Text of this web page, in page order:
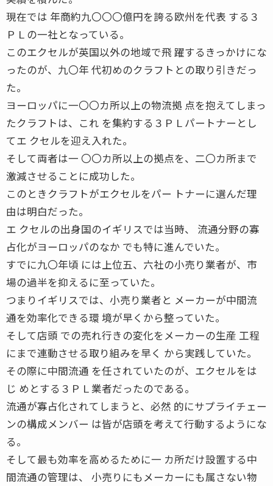
現在では 年商約九〇〇〇億円を誇る欧州を代表 する３
ＰＬの一社となっている。
このエクセルが英国以外の地域で飛 躍するきっかけにな
ったのが、九〇年 代初めのクラフトとの取り引きだっ
た。
ヨーロッパに一〇〇カ所以上の物流拠 点を抱えてしまっ
たクラフトは、これ を集約する３ＰＬパートナーとし
てエ クセルを迎え入れた。
そして両者は一 〇〇カ所以上の拠点を、二〇カ所まで
激減させることに成功した。
このときクラフトがエクセルをパー トナーに選んだ理
由は明白だった。
エ クセルの出身国のイギリスでは当時、 流通分野の寡
占化がヨーロッパのなか でも特に進んでいた。
すでに九〇年頃 には上位五、六社の小売り業者が、市
場の過半を抑えるに至っていた。
つまりイギリスでは、小売り業者と メーカーが中間流
通を効率化できる環 境が早くから整っていた。
そして店頭 での売れ行きの変化をメーカーの生産 工程
にまで連動させる取り組みを早く から実践していた。
その際に中間流通 を任されていたのが、エクセルをは
じ めとする３ＰＬ業者だったのである。
流通が寡占化されてしまうと、必然 的にサプライチェー
ンの構成メンバー は皆が店頭を考えて行動するようにな
る。
そして最も効率を高めるために一 カ所だけ設置する中
間流通の管理は、 小売りにもメーカーにも属さない物